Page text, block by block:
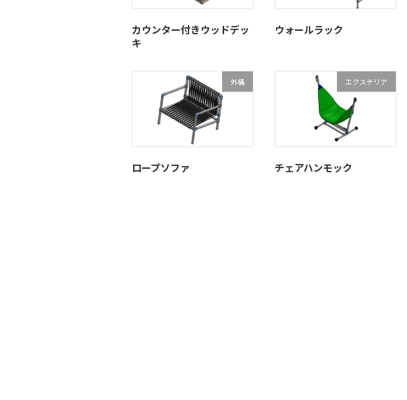
カウンター付きウッドデッ
キ
ウォールラック
外構
ロープソファ
エクステリア
チェアハンモック